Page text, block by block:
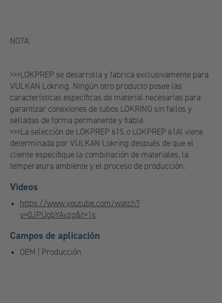
NOTA:
>>>LOKPREP se desarrolla y fabrica exclusivamente para
VULKAN Lokring. Ningún otro producto posee las
características específicas de material necesarias para
garantizar conexiones de tubos LOKRING sin fallos y
selladas de forma permanente y fiable.
>>>La selección de LOKPREP 61S o LOKPREP 61Al viene
determinada por VULKAN Lokring después de que el
cliente especifique la combinación de materiales, la
temperatura ambiente y el proceso de producción.
Videos
https://www.youtube.com/watch?
v=0JPUgbYAvzg&t=1s
Campos de aplicación
OEM | Producción